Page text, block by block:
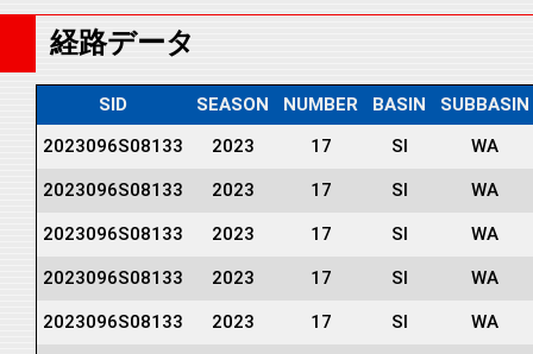
経路データ
SID SEASON NUMBER BASIN
SUBBASIN
2023096S08133
2023 17 SI WA
2023096S08133 2023 17 SI WA
2023096S08133 2023 17 SI WA
2023096S08133 2023 17 SI WA
2023096S08133 2023 17 SI WA